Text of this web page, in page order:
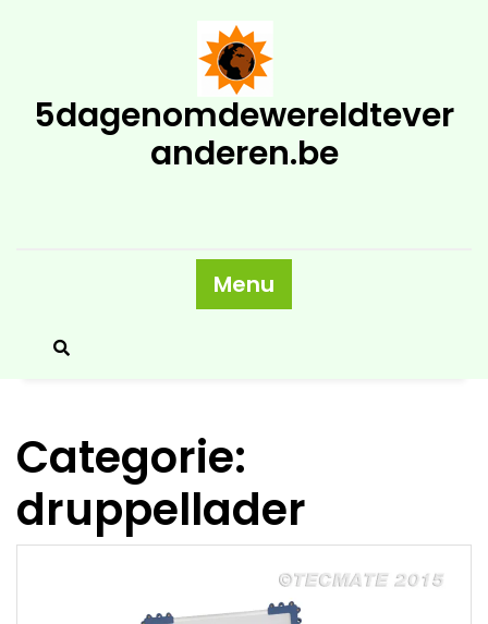
5dagenomdewereldtever
anderen.be
Menu
Categorie:
druppellader